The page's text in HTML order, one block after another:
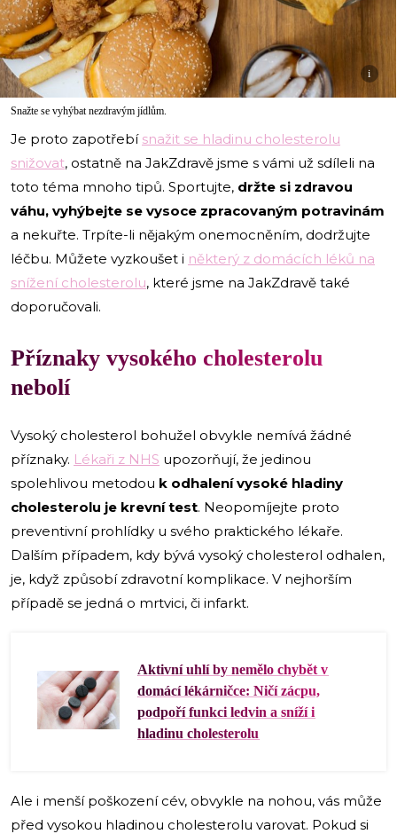
i
Snažte se vyhýbat nezdravým jídlům.
Je proto zapotřebí snažit se hladinu cholesterolu
snižovat, ostatně na JakZdravě jsme s vámi už sdíleli na
toto téma mnoho tipů. Sportujte, držte si zdravou
váhu, vyhýbejte se vysoce zpracovaným potravinám
a nekuřte. Trpíte-li nějakým onemocněním, dodržujte
léčbu. Můžete vyzkoušet i některý z domácích léků na
snížení cholesterolu, které jsme na JakZdravě také
doporučovali.
Příznaky vysokého cholesterolu
nebolí
Vysoký cholesterol bohužel obvykle nemívá žádné
příznaky. Lékaři z NHS upozorňují, že jedinou
spolehlivou metodou k odhalení vysoké hladiny
cholesterolu je krevní test. Neopomíjejte proto
preventivní prohlídky u svého praktického lékaře.
Dalším případem, kdy bývá vysoký cholesterol odhalen,
je, když způsobí zdravotní komplikace. V nejhorším
případě se jedná o mrtvici, či infarkt.
Aktivní uhlí by nemělo chybět v
domácí lékárničce: Ničí zácpu,
podpoří funkci ledvin a sníží i
hladinu cholesterolu
Ale i menší poškození cév, obvykle na nohou, vás může
před vysokou hladinou cholesterolu varovat. Pokud si